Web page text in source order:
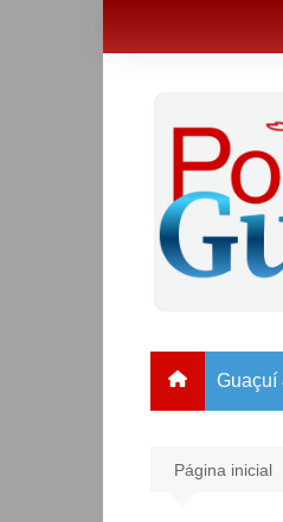
Guaçuí
Página inicial